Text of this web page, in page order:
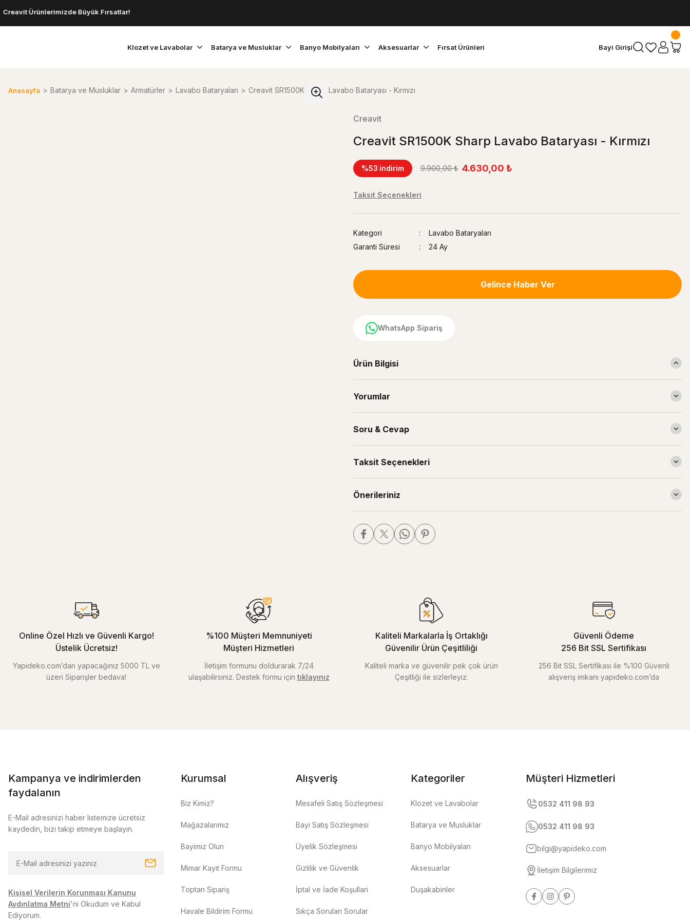
Ürünlerimizde Büyük Fırsatlar!
Klozet ve Lavabolar Batarya ve Musluklar Banyo Mobilyaları Aksesuarlar Fırsat Ürünleri Bayi Girişi
Anasayfa Batarya ve Musluklar Armatürler Lavabo Bataryaları Creavit SR1500K Sharp Lavabo Bataryası - Kırmızı
Creavit
Creavit SR1500K Sharp Lavabo Bataryası - Kırmızı
%53 indirim 9.900,00 ₺ 4.630,00 ₺
Taksit Seçenekleri
Kategori
Lavabo Bataryaları
Garanti Süresi
24 Ay
Gelince Haber Ver
WhatsApp Sipariş
Ürün Bilgisi
Yorumlar
Soru & Cevap
Taksit Seçenekleri
Önerileriniz
Online Özel Hızlı ve Güvenli Kargo!
Üstelik Ücretsiz!
Yapideko.com’dan yapacağınız 5000 TL ve
üzeri Siparişler bedava!
%100 Müşteri Memnuniyeti
Müşteri Hizmetleri
İletişim formunu doldurarak 7/24
ulaşabilirsiniz. Destek formu için tıklayınız
Kaliteli Markalarla İş Ortaklığı
Güvenilir Ürün Çeşitliliği
Kaliteli marka ve güvenilir pek çok ürün
Çeşitliği ile sizlerleyiz.
Güvenli Ödeme
256 Bit SSL Sertifikası
256 Bit SSL Sertifikası ile %100 Güvenli
alışveriş imkanı yapıdeko.com’da
Kampanya ve indirimlerden
faydalanın
E-Mail adresinizi haber listemize ücretsiz
kaydedin, bizi takip etmeye başlayın.
Kişisel Verilerin Korunması Kanunu
Aydınlatma Metni'ni Okudum ve Kabul
Ediyorum.
Kurumsal
Biz Kimiz?
Mağazalarımız
Bayimiz Olun
Mimar Kayıt Formu
Toptan Sipariş
Havale Bildirim Formu
Alışveriş
Mesafeli Satış Sözleşmesi
Bayi Satış Sözleşmesi
Üyelik Sözleşmesi
Gizlilik ve Güvenlik
İptal ve İade Koşullari
Sıkça Sorulan Sorular
Kategoriler
Klozet ve Lavabolar
Batarya ve Musluklar
Banyo Mobilyaları
Aksesuarlar
Duşakabinler
Müşteri Hizmetleri
0532 411 98 93
0532 411 98 93
bilgi@yapideko.com
İletişim Bilgilerimiz